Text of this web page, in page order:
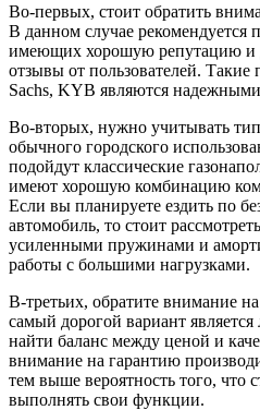
Во-первых, стоит обратить
В данном случае рекомендуется
имеющих хорошую репутацию и
отзывы от пользователей. Такие
Sachs, KYB являются
Во-вторых, нужно учитывать
обычного городского
подойдут классические
имеют хорошую комбинацию
Если вы планируете ездить по
автомобиль, то стоит
усиленными пружинами и
работы с большими нагрузками.
В-третьих, обратите внимание
самый дорогой вариант
найти баланс между ценой и
внимание на гарантию
тем выше вероятность того, что
выполнять свои функции.